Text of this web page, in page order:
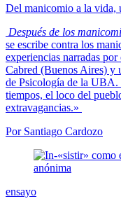
Del manicomio a la vida,
Después de los
se escribe contra los
experiencias narradas
Cabred (Buenos Aires) y
de Psicología de la UBA.
tiempos, el loco del
extravagancias.»
Por Santiago Cardozo
ensayo